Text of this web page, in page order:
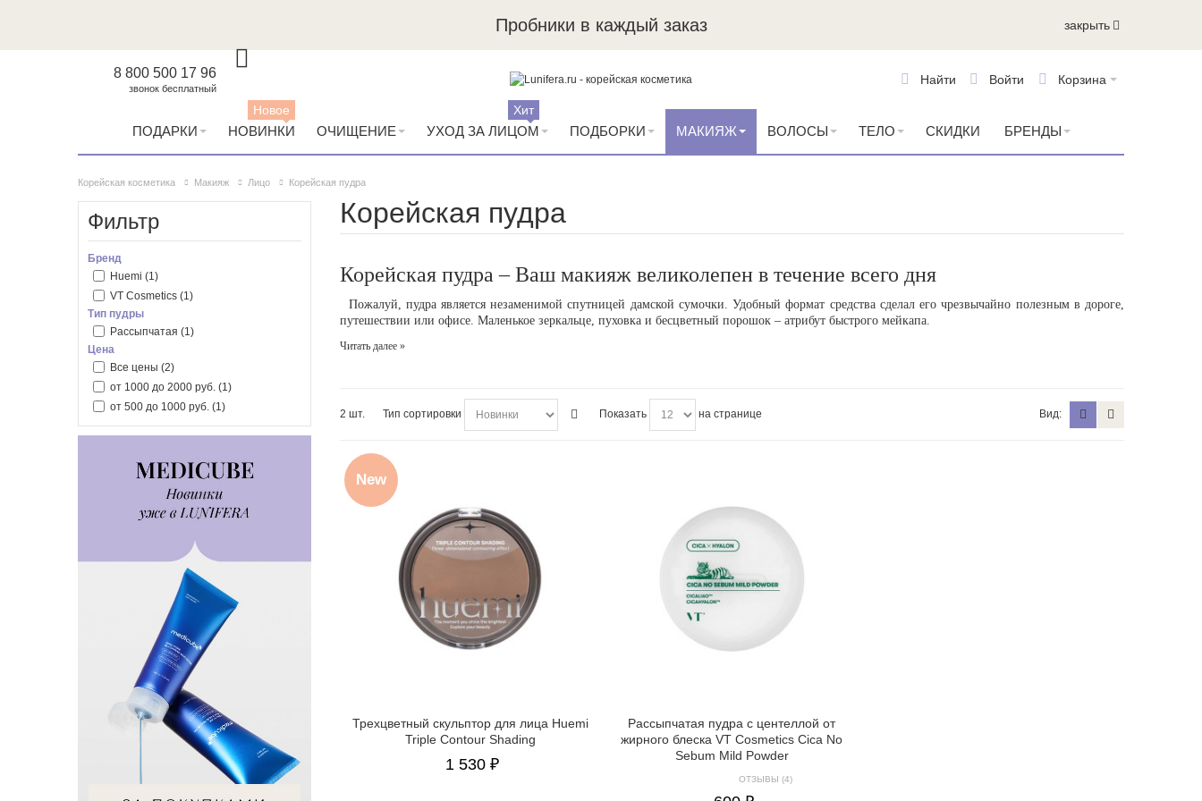
Пробники в каждый заказ закрыть
8 800 500 17 96
звонок бесплатный
Корзина
Войти
Найти
ПОДАРКИ НОВИНКИ
Новое
ОЧИЩЕНИЕ УХОД ЗА ЛИЦОМ
Хит
ПОДБОРКИ МАКИЯЖ ВОЛОСЫ ТЕЛО СКИДКИ БРЕНДЫ
Корейская косметика Макияж Лицо Корейская пудра
Корейская пудра
Корейская пудра – Ваш макияж великолепен в течение всего дня
Пожалуй, пудра является незаменимой спутницей дамской сумочки. Удобный формат средства сделал его чрезвычайно полезным в дороге,
путешествии или офисе. Маленькое зеркальце, пуховка и бесцветный порошок – атрибут быстрого мейкапа.
Читать далее »
2 шт. Тип сортировки Показать на странице Вид:
New
Трехцветный скульптор для лица Huemi
Triple Contour Shading
1 530 ₽
Рассыпчатая пудра с центеллой от
жирного блеска VT Cosmetics Cica No
Sebum Mild Powder
ОТЗЫВЫ (4)
Фильтр
Бренд
Huemi (1)
VT Cosmetics (1)
Тип пудры
Рассыпчатая (1)
Цена
Все цены (2)
от 1000 до 2000 руб. (1)
от 500 до 1000 руб. (1)